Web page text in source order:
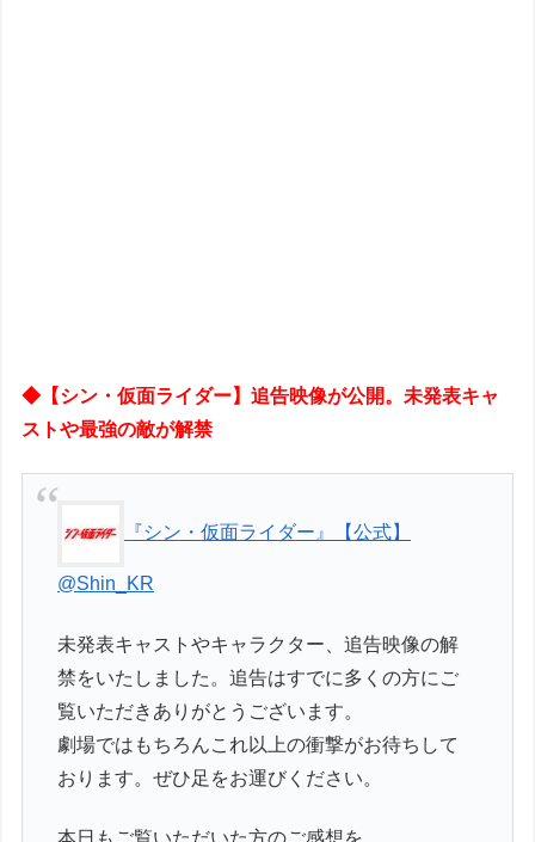
◆【シン・仮面ライダー】追告映像が公開。未発表キャ
ストや最強の敵が解禁
『シン・仮面ライダー』【公式】
@Shin_KR
未発表キャストやキャラクター、追告映像の解
禁をいたしました。追告はすでに多くの方にご
覧いただきありがとうございます。
劇場ではもちろんこれ以上の衝撃がお待ちして
おります。ぜひ足をお運びください。